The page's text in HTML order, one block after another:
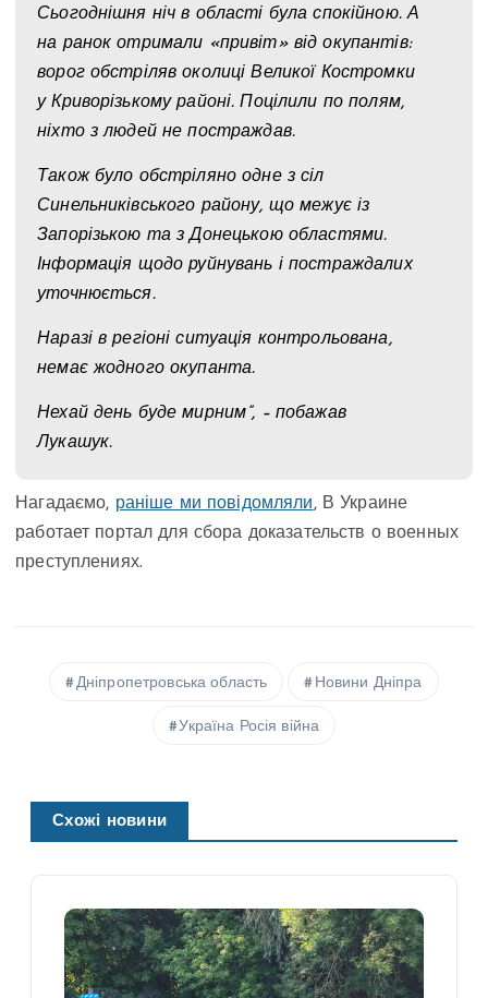
Сьогоднішня ніч в області була спокійною. А
на ранок отримали «привіт» від окупантів:
ворог обстріляв околиці Великої Костромки
у Криворізькому районі. Поцілили по полям,
ніхто з людей не постраждав.
Також було обстріляно одне з сіл
Синельниківського району, що межує із
Запорізькою та з Донецькою областями.
Інформація щодо руйнувань і постраждалих
уточнюється.
Наразі в регіоні ситуація контрольована,
немає жодного окупанта.
Нехай день буде мирним”, – побажав
Лукашук.
Нагадаємо, раніше ми повідомляли, В Украине
работает портал для сбора доказательств о военных
преступлениях.
Дніпропетровська область Новини Дніпра
Україна Росія війна
Схожі новини